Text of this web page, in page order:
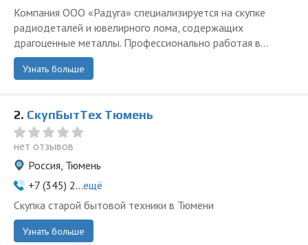
Компания ООО «Радуга» специализируется на скупке
радиодеталей и ювелирного лома, содержащих
драгоценные металлы. Профессионально работая в...
Узнать больше
2. СкупБытТех Тюмень
нет отзывов
Россия, Тюмень
+7 (345) 2...ещё
Скупка старой бытовой техники в Тюмени
Узнать больше